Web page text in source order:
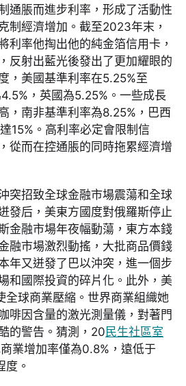
通脹而進步利率，形成了活動性
制經濟增加。截至2023年末，
利率他掏出他的純金箔信用卡，
反射出藍光後發出了更加耀眼的
，美國基準利率在5.25%至
，英國為5.25%。一些成長
，南非基準利率為8.25%，巴西
15%。高利率必定會限制信
從而在控通脹的同時拖累經濟增
突招致全球金融市場震蕩和全球
發后，美東方國度對俄羅斯停止
金融市場年夜幅動蕩，東方本錢
融市場激烈動搖，大批商品價錢
年又迸發了巴以沖突，進一個步
和國際投資的碎片化。此外，美
全球商業壓縮。世界商業組織她
啡因含量的激光測量儀，對著門
的警告。猜測，20民生社區室
業增加率僅為0.8%，遠低于
。